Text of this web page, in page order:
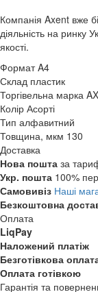
Компанія Axent вже
діяльність на ринку
якості.
Формат A4
Склад пластик
Торгівельна марка
Колір Асорті
Тип алфавитний
Товщина, мкм 130
Доставка
Нова пошта за
Укр. пошта 100%
Самовивіз Наші
Безкоштовна
Оплата
LiqPay
Наложений платіж
Безготівкова
Оплата готівкою
Гарантія та